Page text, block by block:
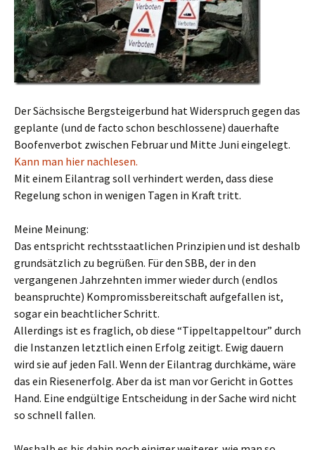
Der Sächsische Bergsteigerbund hat Widerspruch gegen das
geplante (und de facto schon beschlossene) dauerhafte
Boofenverbot zwischen Februar und Mitte Juni eingelegt.
Kann man hier nachlesen.
Mit einem Eilantrag soll verhindert werden, dass diese
Regelung schon in wenigen Tagen in Kraft tritt.
Meine Meinung:
Das entspricht rechtsstaatlichen Prinzipien und ist deshalb
grundsätzlich zu begrüßen. Für den SBB, der in den
vergangenen Jahrzehnten immer wieder durch (endlos
beanspruchte) Kompromissbereitschaft aufgefallen ist,
sogar ein beachtlicher Schritt.
Allerdings ist es fraglich, ob diese “Tippeltappeltour” durch
die Instanzen letztlich einen Erfolg zeitigt. Ewig dauern
wird sie auf jeden Fall. Wenn der Eilantrag durchkäme, wäre
das ein Riesenerfolg. Aber da ist man vor Gericht in Gottes
Hand. Eine endgültige Entscheidung in der Sache wird nicht
so schnell fallen.